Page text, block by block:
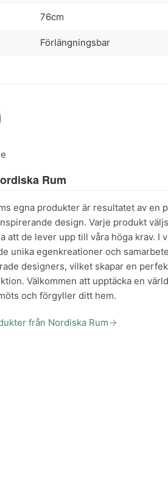
76cm
Förlängningsbar
Rum
egna produkter är resultatet av en
design. Varje produkt
att de lever upp till våra höga krav. I
unika egenkreationer och
designers, vilket skapar en
Välkommen att upptäcka en
och förgyller ditt hem.
från Nordiska Rum